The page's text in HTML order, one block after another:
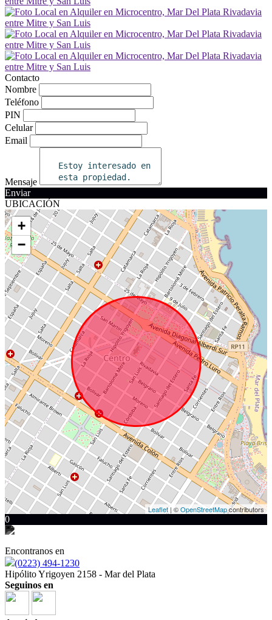
Contacto
Nombre
Teléfono
PIN
Celular
Email
Mensaje
Enviar
UBICACIÓN
+
−
Leaflet| ©OpenStreetMapcontributors
0
Encontranos en
(0223) 494-1230
Hipólito Yrigoyen 2158 - Mar del Plata
Seguinos en